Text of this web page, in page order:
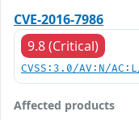
CVE-2016-7986
9.8 (Critical)
CVSS:3.0/AV:N/
Affected products